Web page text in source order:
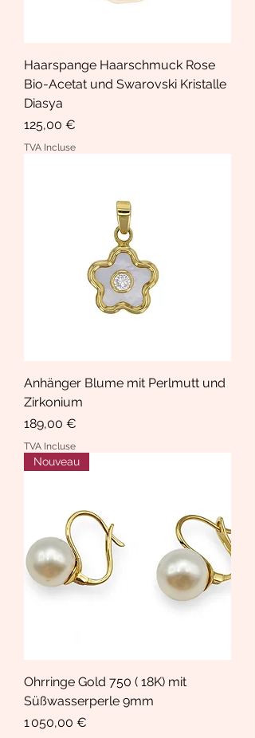
Haarspange Haarschmuck Rose
Bio-Acetat und Swarovski Kristalle
Diasya
Prix
125,00 €
TVA Incluse
Anhänger Blume mit Perlmutt und
Zirkonium
Prix
189,00 €
TVA Incluse
Nouveau
Ohrringe Gold 750 ( 18K) mit
Süßwasserperle 9mm
Prix
1 050,00 €